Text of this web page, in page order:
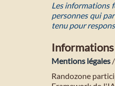
Les informations
personnes qui
tenu pour
Informations
Mentions légales /
Randozone